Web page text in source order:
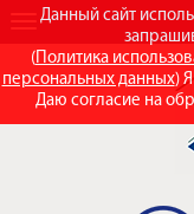
Данный сайт
(Политика
персональных данных)
Даю согласие на